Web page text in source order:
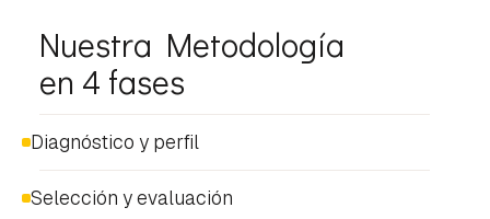
Nuestra Metodología
en 4 fases
Diagnóstico y perfil
Selección y evaluación